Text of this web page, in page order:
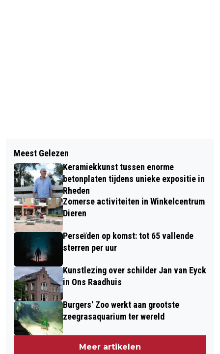
NETWERKBIJEENKOMST VOOR ALLE
VRIJWILLIGERS VAN GEMEENTE
RHEDEN
FEESTELIJKE START BOUW NIEUW
ZWEMBAD IN VELP
Meest Gelezen
Keramiekkunst tussen enorme
betonplaten tijdens unieke expositie in
Rheden
Zomerse activiteiten in Winkelcentrum
Dieren
Perseïden op komst: tot 65 vallende
sterren per uur
Kunstlezing over schilder Jan van Eyck
in Ons Raadhuis
Burgers' Zoo werkt aan grootste
zeegrasaquarium ter wereld
Meer artikelen